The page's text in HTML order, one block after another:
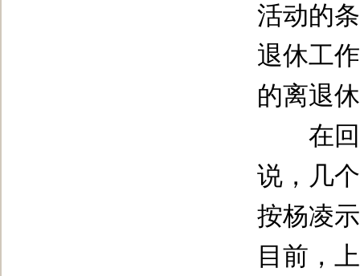
活动的
退休工
的离退
在回
说，几
按杨凌
目前，